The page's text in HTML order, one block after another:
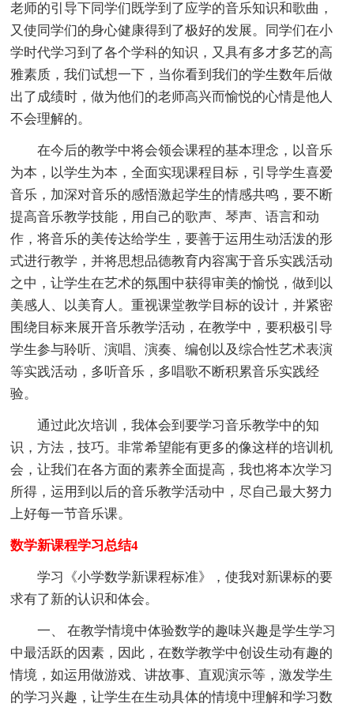
老师的引导下同学们既学到了应学的音乐知识和歌曲，
又使同学们的身心健康得到了极好的发展。同学们在小
学时代学习到了各个学科的知识，又具有多才多艺的高
雅素质，我们试想一下，当你看到我们的学生数年后做
出了成绩时，做为他们的老师高兴而愉悦的心情是他人
不会理解的。
在今后的教学中将会领会课程的基本理念，以音乐
为本，以学生为本，全面实现课程目标，引导学生喜爱
音乐，加深对音乐的感悟激起学生的情感共鸣，要不断
提高音乐教学技能，用自己的歌声、琴声、语言和动
作，将音乐的美传达给学生，要善于运用生动活泼的形
式进行教学，并将思想品德教育内容寓于音乐实践活动
之中，让学生在艺术的氛围中获得审美的愉悦，做到以
美感人、以美育人。重视课堂教学目标的设计，并紧密
围绕目标来展开音乐教学活动，在教学中，要积极引导
学生参与聆听、演唱、演奏、编创以及综合性艺术表演
等实践活动，多听音乐，多唱歌不断积累音乐实践经
验。
通过此次培训，我体会到要学习音乐教学中的知
识，方法，技巧。非常希望能有更多的像这样的培训机
会，让我们在各方面的素养全面提高，我也将本次学习
所得，运用到以后的音乐教学活动中，尽自己最大努力
上好每一节音乐课。
数学新课程学习总结4
学习《小学数学新课程标准》，使我对新课标的要
求有了新的认识和体会。
一、 在教学情境中体验数学的趣味兴趣是学生学习
中最活跃的因素，因此，在数学教学中创设生动有趣的
情境，如运用做游戏、讲故事、直观演示等，激发学生
的学习兴趣，让学生在生动具体的情境中理解和学习数